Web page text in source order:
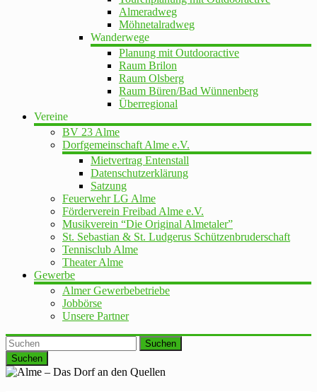
Almeradweg
Möhnetalradweg
Wanderwege
Planung mit Outdooractive
Raum Brilon
Raum Olsberg
Raum Büren/Bad Wünnenberg
Überregional
Vereine
BV 23 Alme
Dorfgemeinschaft Alme e.V.
Mietvertrag Entenstall
Datenschutzerklärung
Satzung
Feuerwehr LG Alme
Förderverein Freibad Alme e.V.
Musikverein “Die Original Almetaler”
St. Sebastian & St. Ludgerus Schützenbruderschaft
Tennisclub Alme
Theater Alme
Gewerbe
Almer Gewerbebetriebe
Jobbörse
Unsere Partner
Suchen